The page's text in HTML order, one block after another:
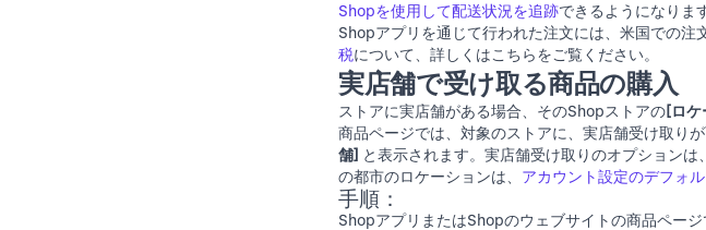
Shopを使用して配送状況を追跡できるようになりま
Shopアプリを通じて行われた注文には、米国での注
税について、詳しくはこちらをご覧ください。
実店舗で受け取る商品の購入
ストアに実店舗がある場合、そのShopストアの[ロケ
商品ページでは、対象のストアに、実店舗受け取り
舗] と表示されます。実店舗受け取りのオプション
の都市のロケーションは、 アカウント設定のデフォ
手順：
ShopアプリまたはShopのウェブサイトの商品ページ